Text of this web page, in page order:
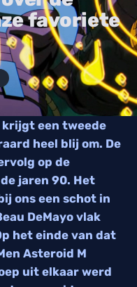
favoriete
krijgt een tweede
heel blij om. De
op de
jaren 90. Het
ons een schot in
DeMayo vlak
het einde van dat
Asteroid M
uit elkaar werd